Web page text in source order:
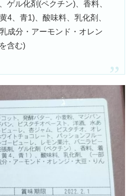
ゲル化剤(ペクチン)、香料、
4、青1)、酸味料、乳化剤、
成分・アーモンド・オレン
含む)